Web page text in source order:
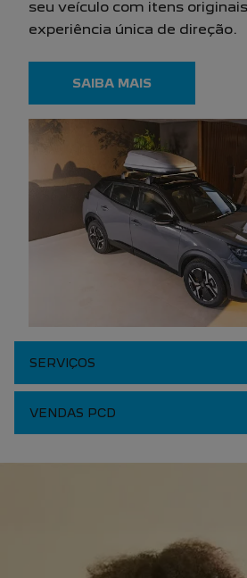
CNPJ: 95.692.752/
NOVOS
Novo Peugeot
Novo Peugeot
Novo Peugeot
Peugeot Boxer
Peugeot Partner
SEMINOVOS
OFERTAS
VENDAS
Autoescolas
Frotas de
Produtor Rural
PEUGEOT